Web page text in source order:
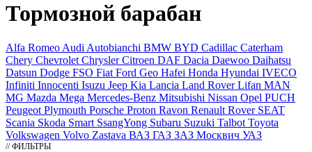
Тормозной барабан
Alfa Romeo Audi Autobianchi BMW BYD Cadillac Caterham
Chery Chevrolet ChryslerCitroen DAF Dacia Daewoo Daihatsu
Datsun Dodge FSO Fiat Ford Geo Hafei Honda Hyundai IVECO
Infiniti Innocenti Isuzu Jeep Kia Lancia Land RoverLifan MAN
MG Mazda Mega Mercedes-Benz Mitsubishi Nissan Opel PUCH
Peugeot Plymouth Porsche Proton Ravon Renault Rover SEAT
Scania Skoda Smart SsangYong Subaru Suzuki Talbot Toyota
Volkswagen Volvo Zastava ВАЗ ГАЗ ЗАЗ Москвич УАЗ
// ФИЛЬТРЫ